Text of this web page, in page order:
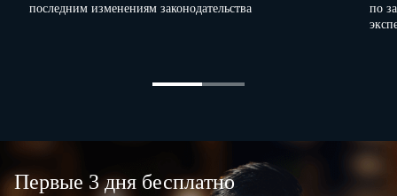
последним изменениям законодательства
по
Первые 3 дня бесплатно